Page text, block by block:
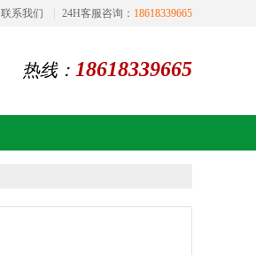
联系我们 24H客服咨询： 18618339665
热线： 18618339665